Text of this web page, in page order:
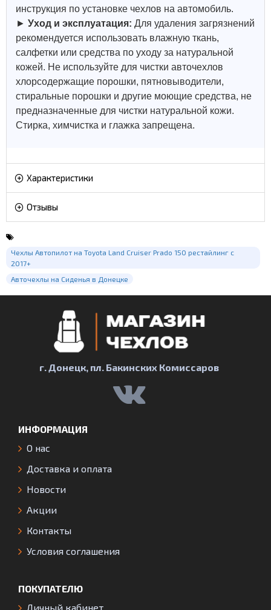
инструкция по установке чехлов на автомобиль.
► Уход и эксплуатация: Для удаления загрязнений
рекомендуется использовать влажную ткань,
салфетки или средства по уходу за натуральной
кожей. Не используйте для чистки авточехлов
хлорсодержащие порошки, пятновыводители,
стиральные порошки и другие моющие средства, не
предназначенные для чистки натуральной кожи.
Стирка, химчистка и глажка запрещена.
Характеристики
Отзывы
Чехлы Автопилот на Toyota Land Cruiser Prado 150 рестайлинг с
2017+
Авточехлы на Сиденья в Донецке
г. Донецк, пл. Бакинских Комиссаров
ИНФОРМАЦИЯ
О нас
Доставка и оплата
Новости
Акции
Контакты
Условия соглашения
ПОКУПАТЕЛЮ
Личный кабинет